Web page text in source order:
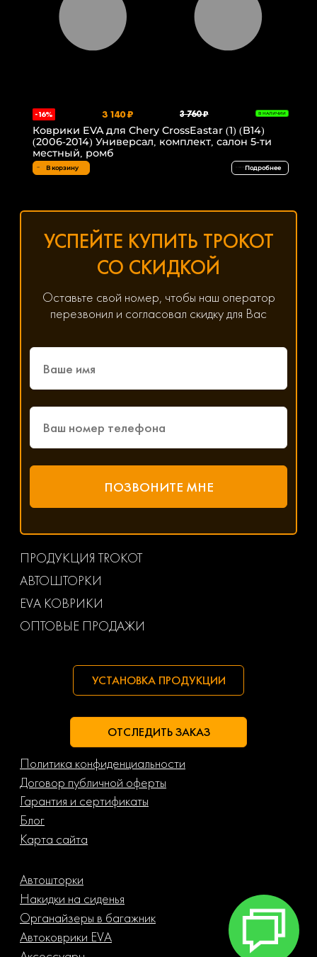
-16% 3 140 ₽ 3 760 ₽ В НАЛИЧИИ
Коврики EVA для Chery CrossEastar (1) (B14)
(2006-2014) Универсал, комплект, салон 5-ти
местный, ромб
В корзину Подробнее
УСПЕЙТЕ КУПИТЬ ТРОКОТ
СО СКИДКОЙ
Оставьте свой номер, чтобы наш оператор
перезвонил и согласовал скидку для Вас
ПРОДУКЦИЯ TROKOT
АВТОШТОРКИ
EVA КОВРИКИ
ОПТОВЫЕ ПРОДАЖИ
УСТАНОВКА ПРОДУКЦИИ
ОТСЛЕДИТЬ ЗАКАЗ
Политика конфиденциальности
Договор публичной оферты
Гарантия и сертификаты
Блог
Карта сайта
Автошторки
Накидки на сиденья
Органайзеры в багажник
Автоковрики EVA